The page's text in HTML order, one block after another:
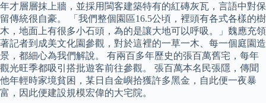
年才層層抹上牆，並採用閩客建築特有的紅磚灰瓦，言語中對保
留傳統很自豪。 「我們整個園區16.5公頃，裡頭有各式各樣的樹
木，地面上有很多小石頭，為的是讓大地可以呼吸。」魏應充領
著記者到成美文化園參觀，對於這裡的一草一木、每一個庭園造
景，都細心為我們解說。 有兩百多年歷史的張百萬舊宅，每年
觀光旺季都吸引搭批遊客前往參觀。 張百萬本名民張隱，傳聞
他年輕時家境貧困，某日自金嶼拾獲許多黑金，自此便一夜暴
富，因此便建設規模宏偉的大宅院。